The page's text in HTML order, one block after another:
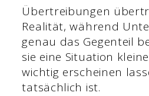
Übertreibungen
Realität, während
genau das Gegenteil
sie eine Situation
wichtig erscheinen
tatsächlich ist.